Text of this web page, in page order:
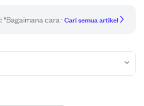
Cari semua artikel